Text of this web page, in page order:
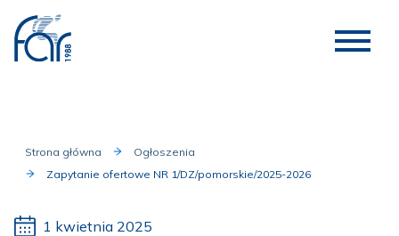
Strona główna
Ogłoszenia
Zapytanie ofertowe NR 1/DZ/pomorskie/2025-2026
1 kwietnia 2025